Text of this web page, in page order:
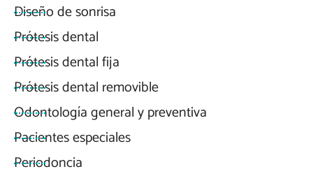
Diseño de sonrisa
Prótesis dental
Prótesis dental fija
Prótesis dental removible
Odontología general y preventiva
Pacientes especiales
Periodoncia